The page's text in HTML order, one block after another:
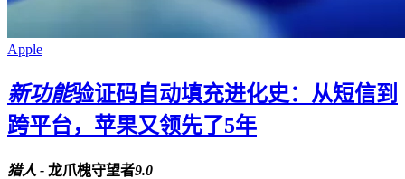
Apple
新功能验证码自动填充进化史：从短信到
跨平台，苹果又领先了5年
猎人 - 龙爪槐守望者9.0